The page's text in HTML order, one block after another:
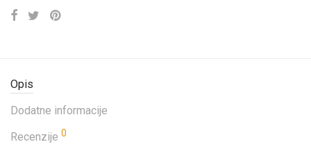
Opis
Dodatne informacije
Recenzije 0